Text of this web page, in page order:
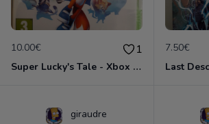
10.00€ 1
Super Lucky's Tale - Xbox One - Neuf sous blister
7.50€
giraudre